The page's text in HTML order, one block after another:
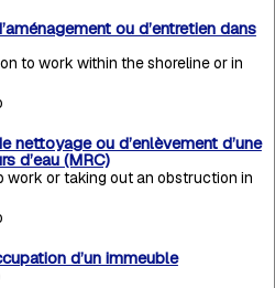
ou d’entretien dans
to work within the shoreline or in
nettoyage ou d’enlèvement d’une
d’eau (MRC)
work or taking out an obstruction in
d’un immeuble